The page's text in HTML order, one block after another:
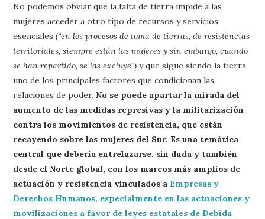
No podemos obviar que la falta de tierra impide a las
mujeres acceder a otro tipo de recursos y servicios
esenciales(“en los procesos de toma de tierras, de resistencias
territoriales, siempre están las mujeres y sin embargo, cuando
se han repartido, se las excluye”) y que sigue siendo la tierra
uno de los principales factores que condicionan las
relaciones de poder.No se puede apartar la mirada del
aumento de las medidas represivas y la militarización
contra los movimientos de resistencia, que están
recayendo sobre las mujeres del Sur. Es una temática
central que debería entrelazarse, sin duda y también
desde el Norte global, con los marcos más amplios de
actuación y resistencia vinculados a Empresas y
Derechos Humanos, especialmente en las actuaciones y
movilizaciones a favor de leyes estatales de Debida